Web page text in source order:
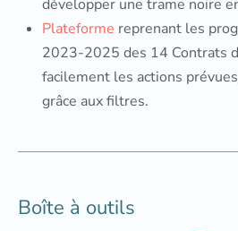
développer une trame noire
Plateforme reprenant les
2023-2025 des 14 Contrats
facilement les actions
grâce aux filtres.
Boîte à outils